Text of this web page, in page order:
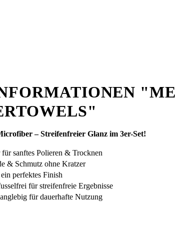
– Streifenfreier Glanz im 3er-Set!
sanftes Polieren & Trocknen
& Schmutz ohne Kratzer
perfektes Finish
für streifenfreie Ergebnisse
für dauerhafte Nutzung